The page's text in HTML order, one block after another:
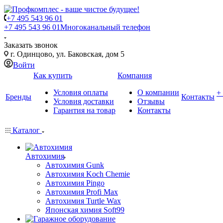
+7 495 543 96 01
+7 495 543 96 01Многоканальный телефон
Заказать звонок
г. Одинцово, ул. Баковская, дом 5
Войти
Бренды
Как купить
Условия оплаты
Условия доставки
Гарантия на товар
Компания
О компании
Отзывы
Контакты
Контакты
Каталог
Автохимия
Автохимия Gunk
Автохимия Koch Chemie
Автохимия Pingo
Автохимия Profi Max
Автохимия Turtle Wax
Японская химия Soft99